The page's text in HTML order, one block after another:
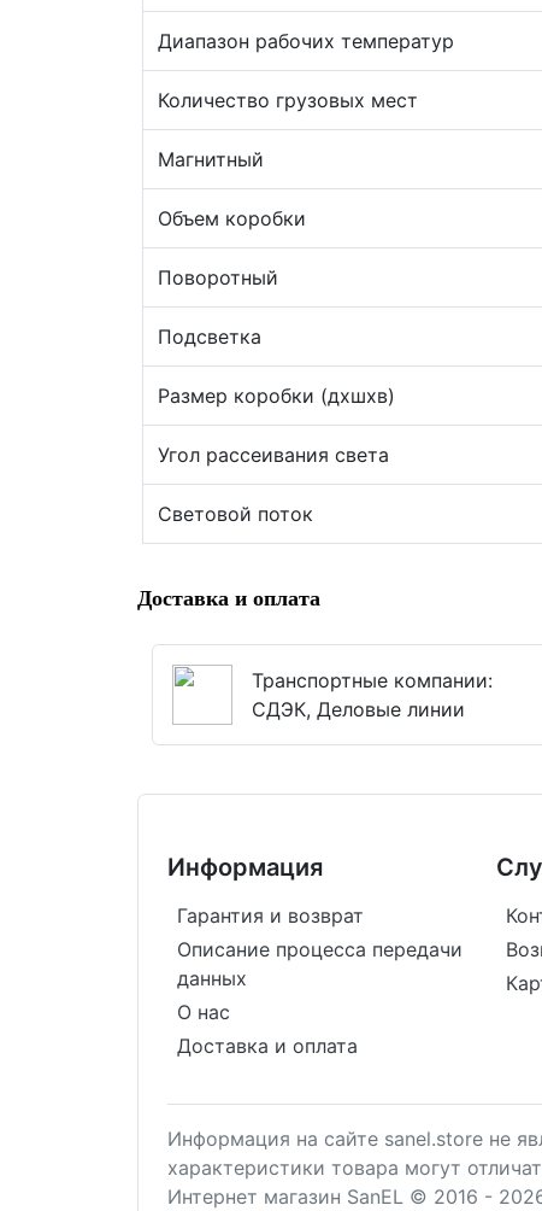
Диапазон рабочих температур
Количество грузовых мест
Магнитный
Объем коробки
Поворотный
Подсветка
Размер коробки (дхшхв)
Угол рассеивания света
Световой поток
Доставка и оплата
Транспортные компании:
СДЭК, Деловые линии
Информация
Гарантия и возврат
Описание процесса передачи
данных
О нас
Доставка и оплата
Информация на сайте sanel.store не
характеристики товара могут
Интернет магазин SanEL © 2016 -